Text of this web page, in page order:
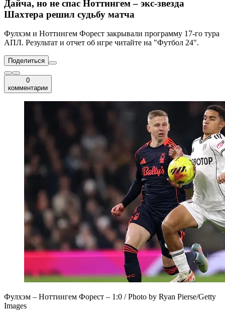
Дайча, но не спас Ноттингем – экс-звезда
Шахтера решил судьбу матча
Фулхэм и Ноттингем Форест закрывали программу 17-го тура
АПЛ. Результат и отчет об игре читайте на "Футбол 24".
Поделиться
0
комментарии
Фулхэм – Ноттингем Форест – 1:0 / Photo by Ryan Pierse/Getty
Images